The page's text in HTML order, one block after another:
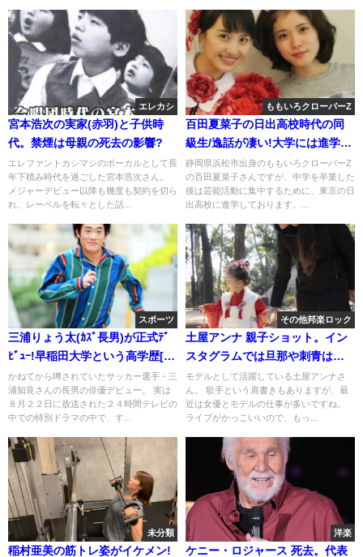
エレカシ
宮本浩次の実家(赤羽)と子供時
代。禁煙は母親の死去の影響?
エレファントカシマシのボーカルとして長
年下積み時代を過ごした宮本浩次さん。
メジャーデビュー以降も幾度も契約を切ら
れ、レーベルを転々とした話...
ももいろクローバーZ
百田夏菜子の日出高校時代の同
級生/逸話が凄い!大学には進学せ
ず[画像]
静岡県浜松市出身のももいろクローバーZ
の百田夏菜子さんですが、中学を卒業した
後は芸能活動に集中するために、東京の日
出高校に進学しております。...
スポーツ
三浦りょう太(ｶｽﾞ長男)が正式ﾃﾞ
ﾋﾞｭｰ!早稲田大学という高学歴[画
像]
かねてから噂されていたサッカー選手・三
浦知良さんの長男の俳優デビュー。 実は
８月２２日に放送された２４時間テレビの
中での特別ドラマの中で、す...
その他邦楽ロック
土屋アンナ 親子ショット。イン
スタグラムでは旦那や刺青は無
し?画像
モデルとして活躍している土屋アンナさ
ん。 歌手という肩書きもありますが、最
近は女優とモデルの仕事が多いですね。
ライブがかっこいいので、もっ...
未分類
稲村亜美の筋トレ姿がイケメン!
洋楽
ケニー・ロジャース 死去。代表